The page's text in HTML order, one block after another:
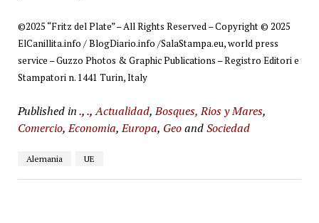
©2025 “Fritz del Plate” – All Rights Reserved – Copyright © 2025
ElCanillita.info / BlogDiario.info /SalaStampa.eu, world press
service – Guzzo Photos & Graphic Publications – Registro Editori e
Stampatori n. 1441 Turin, Italy
Published in.,.,Actualidad,Bosques, Rios y Mares,
Comercio,Economia,Europa, GeoandSociedad
Alemania UE